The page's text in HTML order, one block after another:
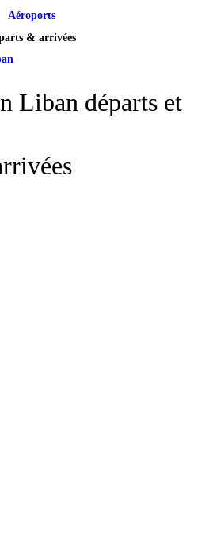
Aéroports
& arrivées
Liban départs et